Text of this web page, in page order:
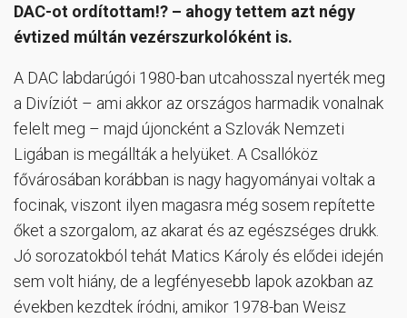
DAC-ot ordítottam!? – ahogy tettem azt négy
évtized múltán vezérszurkolóként is.
A DAC labdarúgói 1980-ban utcahosszal nyerték meg
a Divíziót – ami akkor az országos harmadik vonalnak
felelt meg – majd újoncként a Szlovák Nemzeti
Ligában is megállták a helyüket. A Csallóköz
fővárosában korábban is nagy hagyományai voltak a
focinak, viszont ilyen magasra még sosem repítette
őket a szorgalom, az akarat és az egészséges drukk.
Jó sorozatokból tehát Matics Károly és elődei idején
sem volt hiány, de a legfényesebb lapok azokban az
években kezdtek íródni, amikor 1978-ban Weisz